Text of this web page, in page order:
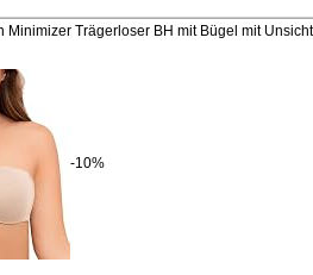
Minimizer Trägerloser BH mit Bügel mit
-10%